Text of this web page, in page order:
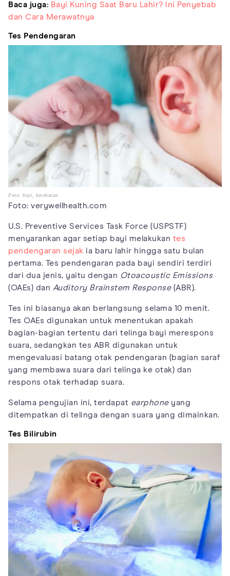
Baca juga: Bayi Kuning Saat Baru Lahir? Ini Penyebab
dan Cara Merawatnya
Tes Pendengaran
Foto: bayi, kesehatan
Foto: verywellhealth.com
U.S. Preventive Services Task Force (USPSTF)
menyarankan agar setiap bayi melakukan tes
pendengaran sejak ia baru lahir hingga satu bulan
pertama. Tes pendengaran pada bayi sendiri terdiri
dari dua jenis, yaitu dengan Otoacoustic Emissions
(OAEs) dan Auditory Brainstem Response(ABR).
Tes ini biasanya akan berlangsung selama 10 menit.
Tes OAEs digunakan untuk menentukan apakah
bagian-bagian tertentu dari telinga bayi merespons
suara, sedangkan tes ABR digunakan untuk
mengevaluasi batang otak pendengaran (bagian saraf
yang membawa suara dari telinga ke otak) dan
respons otak terhadap suara.
Selama pengujian ini, terdapat earphoneyang
ditempatkan di telinga dengan suara yang dimainkan.
Tes Bilirubin